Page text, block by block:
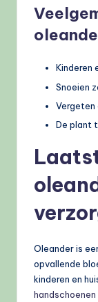
Kinderen
Snoeien
Vergeten
De plant
Oleander is
opvallende
kinderen en
handschoenen